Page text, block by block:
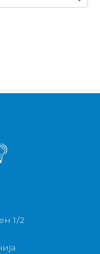
1/2